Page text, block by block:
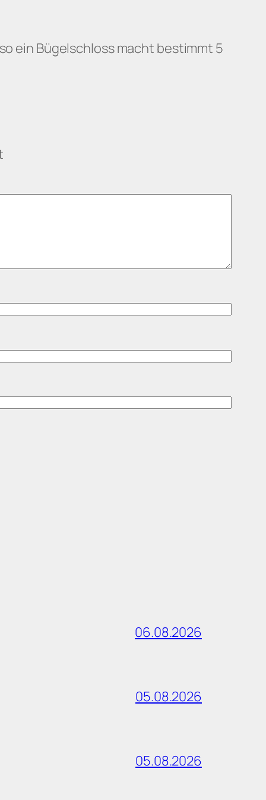
ein Bügelschloss macht bestimmt 5
06.08.2026
05.08.2026
05.08.2026